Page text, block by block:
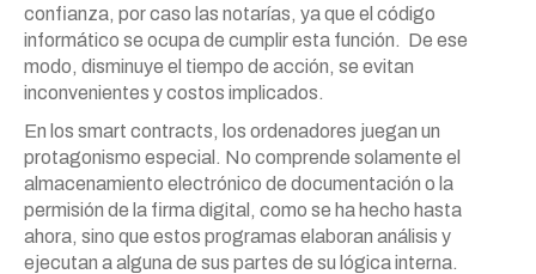
confianza, por caso las notarías, ya que el código
informático se ocupa de cumplir esta función. De ese
modo, disminuye el tiempo de acción, se evitan
inconvenientes y costos implicados.
En los smart contracts, los ordenadores juegan un
protagonismo especial. No comprende solamente el
almacenamiento electrónico de documentación o la
permisión de la firma digital, como se ha hecho hasta
ahora, sino que estos programas elaboran análisis y
ejecutan a alguna de sus partes de su lógica interna.